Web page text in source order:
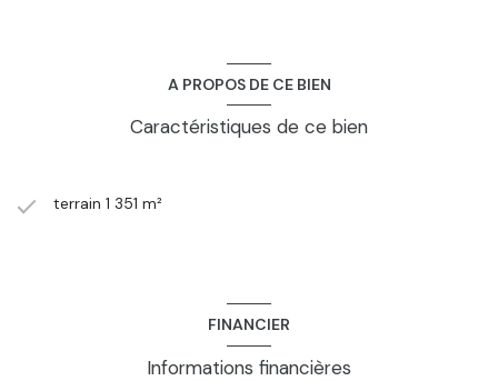
A PROPOS DE CE BIEN
Caractéristiques de ce bien
terrain 1 351 m²
FINANCIER
Informations financières